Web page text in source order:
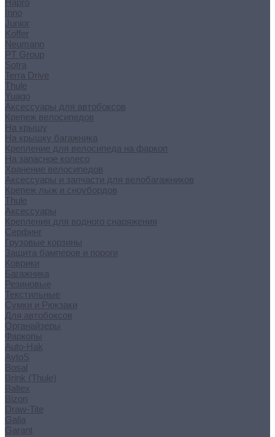
Inno
Junior
Koffer
Neumann
PT Group
Sotra
Terra Drive
Thule
Yuago
Аксессуары для автобоксов
Крепеж велосипедов
На крышу
На крышку багажника
Крепление для велосипеда на фаркоп
На запасное колесо
Хранение велосипедов
Аксессуары и запчасти для велобагажников
Крепеж лыж и сноубордов
Thule
Аксессуары
Крепления для водного снаряжения
Серфинг
Грузовые корзины
Защита бамперов и пороги
Коврики
Багажника
Резиновые
Текстильные
Сумки и Рюкзаки
Для автобоксов
Органайзеры
Фаркопы
Auto-Hak
AvtoS
Bosal
Brink (Thule)
Baltex
Bizon
Draw-Tite
Galia
Garant